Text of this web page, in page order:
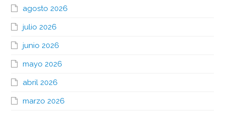
agosto 2026
julio 2026
junio 2026
mayo 2026
abril 2026
marzo 2026